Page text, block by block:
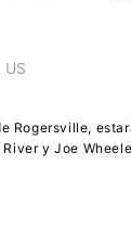
Rogersville,
y Joe